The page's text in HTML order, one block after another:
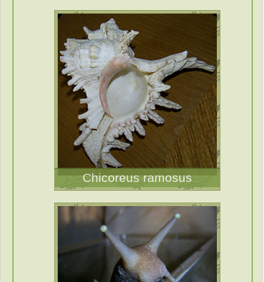
Chicoreus ramosus